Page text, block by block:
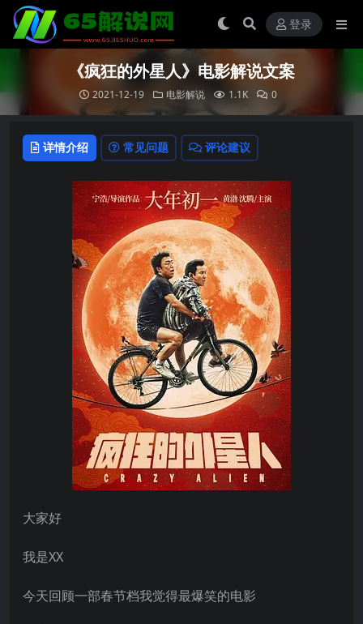
登录
《疯狂的外星人》电影解说文案
2021-12-19 电影解说 1.1K 0
详情介绍 常见问题 评论建议
大家好
我是XX
今天回顾一部春节档我觉得最爆笑的电影